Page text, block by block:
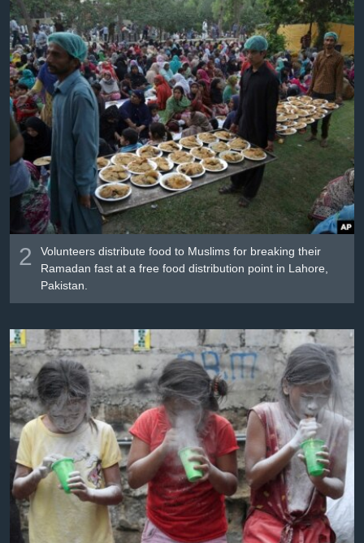
2
Volunteers distribute food to Muslims for breaking their
Ramadan fast at a free food distribution point in Lahore,
Pakistan.